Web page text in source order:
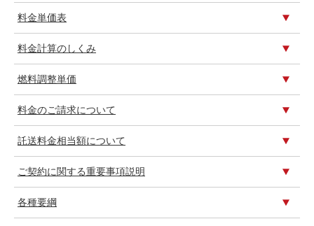
料金単価表
料金計算のしくみ
燃料調整単価
料金のご請求について
託送料金相当額について
ご契約に関する重要事項説明
各種要綱